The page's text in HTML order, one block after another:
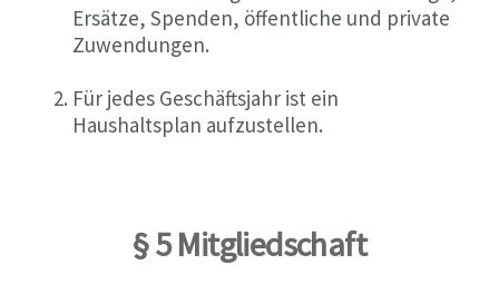
Ersätze, Spenden, öffentliche und private
Zuwendungen.
Für jedes Geschäftsjahr ist ein
Haushaltsplan aufzustellen.
§ 5 Mitgliedschaft